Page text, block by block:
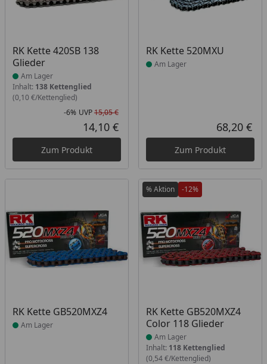
RK Kette 420SB 138
Glieder
Produkt am Lager
Am Lager
Inhalt: 138 Kettenglied
(0,10 €/Kettenglied)
Rabatt in Prozent
-6%
Ursprünglicher Preis
UVP15,05 €
Aktueller Preis
14,10 €
Zum Produkt
RK Kette 520MXU
Produkt am Lager
Am Lager
68,20 €
Zum Produkt
RK Kette GB520MXZ4
Produkt am Lager
Am Lager
% Aktion -12%
RK Kette GB520MXZ4
Color 118 Glieder
Produkt am Lager
Am Lager
Inhalt: 118 Kettenglied
(0,54 €/Kettenglied)